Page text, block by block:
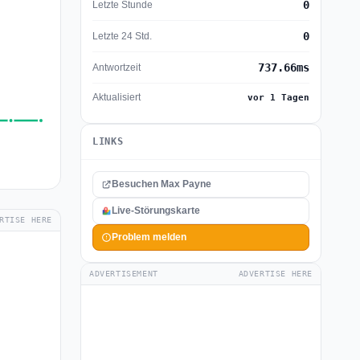
HERE
Letzte Stunde 0
Letzte 24 Std. 0
Antwortzeit 737.66ms
Aktualisiert vor 1 Tagen
LINKS
Besuchen Max Payne
Live-Störungskarte
Problem melden
ADVERTISEMENT ADVERTISE HERE